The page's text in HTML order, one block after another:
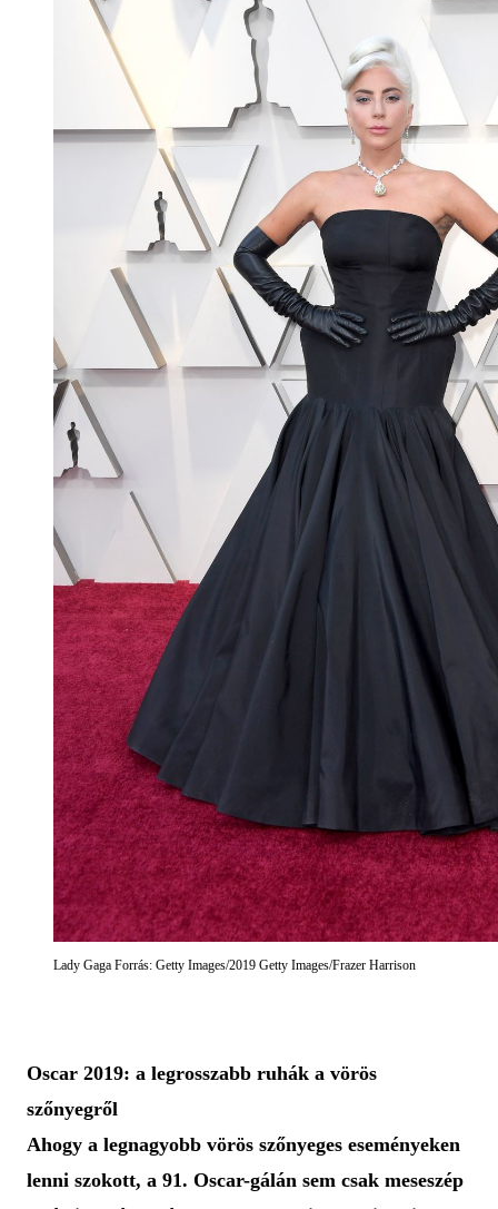
Lady Gaga Forrás: Getty Images/2019 Getty Images/Frazer Harrison
Oscar 2019: a legrosszabb ruhák a vörös
szőnyegről
Ahogy a legnagyobb vörös szőnyeges eseményeken
lenni szokott, a 91. Oscar-gálán sem csak meseszép